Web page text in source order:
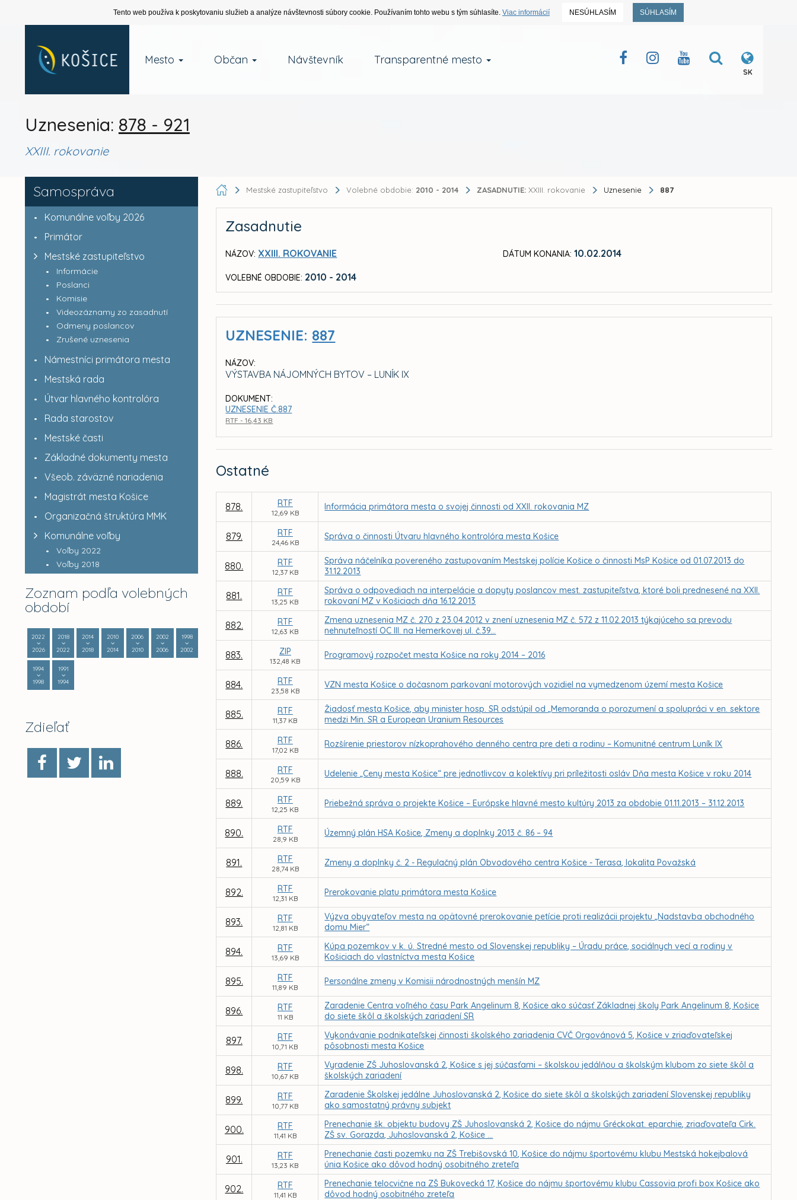
Tento web používa k poskytovaniu služieb a analýze návštevnosti súbory cookie. Používaním tohto webu s tým súhlasíte. Viac informácií NESÚHLASÍM SÚHLASÍM
Mesto Občan Návštevník Transparentné mesto
SK
Uznesenia: 878 - 921
XXIII. rokovanie
Samospráva
Komunálne voľby 2026
Primátor
Mestské zastupiteľstvo
Informácie
Poslanci
Komisie
Videozáznamy zo zasadnutí
Odmeny poslancov
Zrušené uznesenia
Námestníci primátora mesta
Mestská rada
Útvar hlavného kontrolóra
Rada starostov
Mestské časti
Základné dokumenty mesta
Všeob. záväzné nariadenia
Magistrát mesta Košice
Organizačná štruktúra MMK
Komunálne voľby
Voľby 2022
Voľby 2018
Zoznam podľa volebných
období
2022
2026
2018
2022
2014
2018
2010
2014
2006
2010
2002
2006
1998
2002
1994
1998
1991
1994
Zdieľať
Mestské zastupiteľstvo Volebné obdobie: 2010 - 2014 ZASADNUTIE: XXIII. rokovanie Uznesenie 887
Zasadnutie
NÁZOV: XXIII. ROKOVANIE
VOLEBNÉ OBDOBIE: 2010 - 2014
DÁTUM KONANIA: 10.02.2014
UZNESENIE: 887
NÁZOV:
VÝSTAVBA NÁJOMNÝCH BYTOV – LUNÍK IX
DOKUMENT:
UZNESENIE Č.887
RTF - 16,43 KB
Ostatné
878. RTF
12,69 KB
Informácia primátora mesta o svojej činnosti od XXII. rokovania MZ
879. RTF
24,46 KB
Správa o činnosti Útvaru hlavného kontrolóra mesta Košice
880. RTF
12,37 KB
Správa náčelníka povereného zastupovaním Mestskej polície Košice o činnosti MsP Košice od 01.07.2013 do
31.12.2013
881. RTF
13,25 KB
Správa o odpovediach na interpelácie a dopyty poslancov mest. zastupiteľstva, ktoré boli prednesené na XXII.
rokovaní MZ v Košiciach dňa 16.12.2013
882. RTF
12,63 KB
Zmena uznesenia MZ č. 270 z 23.04.2012 v znení uznesenia MZ č. 572 z 11.02.2013 týkajúceho sa prevodu
nehnuteľností OC III. na Hemerkovej ul. č.39...
883. ZIP
132,48 KB
Programový rozpočet mesta Košice na roky 2014 – 2016
884. RTF
23,58 KB
VZN mesta Košice o dočasnom parkovaní motorových vozidiel na vymedzenom území mesta Košice
885. RTF
11,37 KB
Žiadosť mesta Košice, aby minister hosp. SR odstúpil od „Memoranda o porozumení a spolupráci v en. sektore
medzi Min. SR a European Uranium Resources
886. RTF
17,02 KB
Rozšírenie priestorov nízkoprahového denného centra pre deti a rodinu – Komunitné centrum Luník IX
888. RTF
20,59 KB
Udelenie „Ceny mesta Košice“ pre jednotlivcov a kolektívy pri príležitosti osláv Dňa mesta Košice v roku 2014
889. RTF
12,25 KB
Priebežná správa o projekte Košice – Európske hlavné mesto kultúry 2013 za obdobie 01.11.2013 – 31.12.2013
890. RTF
28,9 KB
Územný plán HSA Košice, Zmeny a doplnky 2013 č. 86 – 94
891. RTF
28,74 KB
Zmeny a doplnky č. 2 - Regulačný plán Obvodového centra Košice - Terasa, lokalita Považská
892. RTF
12,31 KB
Prerokovanie platu primátora mesta Košice
893. RTF
12,81 KB
Výzva obyvateľov mesta na opätovné prerokovanie petície proti realizácii projektu „Nadstavba obchodného
domu Mier“
894. RTF
13,69 KB
Kúpa pozemkov v k. ú. Stredné mesto od Slovenskej republiky – Úradu práce, sociálnych vecí a rodiny v
Košiciach do vlastníctva mesta Košice
895. RTF
11,89 KB
Personálne zmeny v Komisii národnostných menšín MZ
896. RTF
11 KB
Zaradenie Centra voľného času Park Angelinum 8, Košice ako súčasť Základnej školy Park Angelinum 8, Košice
do siete škôl a školských zariadení SR
897. RTF
10,71 KB
Vykonávanie podnikateľskej činnosti školského zariadenia CVČ Orgovánová 5, Košice v zriaďovateľskej
pôsobnosti mesta Košice
898. RTF
10,67 KB
Vyradenie ZŠ Juhoslovanská 2, Košice s jej súčasťami – školskou jedálňou a školským klubom zo siete škôl a
školských zariadení
899. RTF
10,77 KB
Zaradenie Školskej jedálne Juhoslovanská 2, Košice do siete škôl a školských zariadení Slovenskej republiky
ako samostatný právny subjekt
900. RTF
11,41 KB
Prenechanie šk. objektu budovy ZŠ Juhoslovanská 2, Košice do nájmu Gréckokat. eparchie, zriaďovateľa Cirk.
ZŠ sv. Gorazda, Juhoslovanská 2, Košice ...
901. RTF
13,23 KB
Prenechanie časti pozemku na ZŠ Trebišovská 10, Košice do nájmu športovému klubu Mestská hokejbalová
únia Košice ako dôvod hodný osobitného zreteľa
902. RTF
11,41 KB
Prenechanie telocvične na ZŠ Bukovecká 17, Košice do nájmu športovému klubu Cassovia profi box Košice ako
dôvod hodný osobitného zreteľa